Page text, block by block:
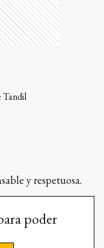
Tandil
y respetuosa.
poder